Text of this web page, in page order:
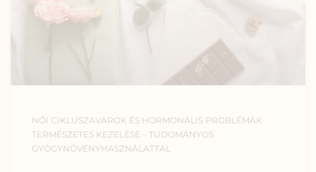
NŐI CIKLUSZAVAROK ÉS HORMONÁLIS PROBLÉMÁK
TERMÉSZETES KEZELÉSE – TUDOMÁNYOS
GYÓGYNÖVÉNYHASZNÁLATTAL